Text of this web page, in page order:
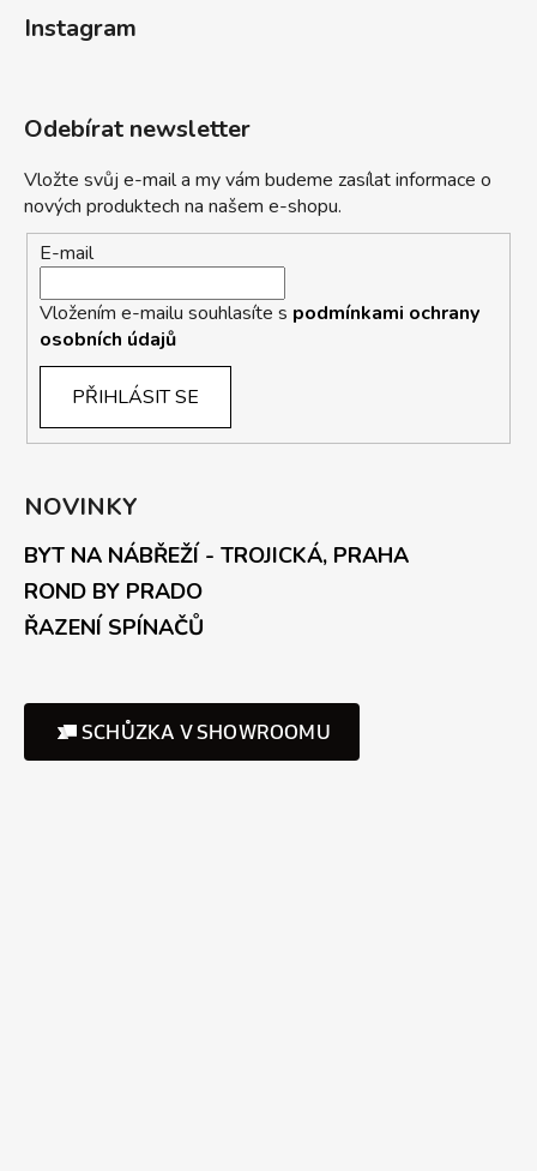
Instagram
Odebírat newsletter
Vložte svůj e-mail a my vám budeme zasílat informace o
nových produktech na našem e-shopu.
E-mail
Vložením e-mailu souhlasíte s podmínkami ochrany
osobních údajů
PŘIHLÁSIT SE
NOVINKY
BYT NA NÁBŘEŽÍ - TROJICKÁ, PRAHA
ROND BY PRADO
ŘAZENÍ SPÍNAČŮ
SCHŮZKA V SHOWROOMU